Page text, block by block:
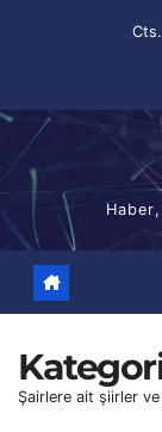
Şairlere ait şiirler